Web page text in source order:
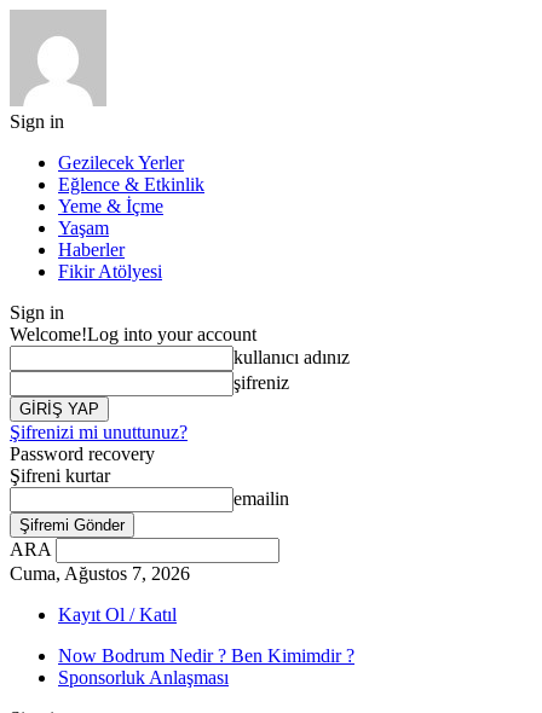
Sign in
Gezilecek Yerler
Eğlence & Etkinlik
Yeme & İçme
Yaşam
Haberler
Fikir Atölyesi
Sign in
Welcome!Log into your account
kullanıcı adınız
şifreniz
Şifrenizi mi unuttunuz?
Password recovery
Şifreni kurtar
emailin
ARA
Cuma, Ağustos 7, 2026
Kayıt Ol / Katıl
Now Bodrum Nedir ? Ben Kimimdir ?
Sponsorluk Anlaşması